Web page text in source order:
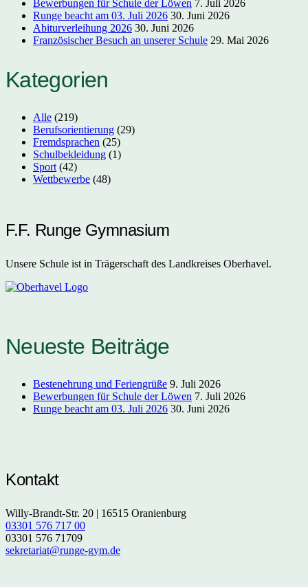
Bewerbungen für Schule der Löwen 7. Juli 2026
Runge beacht am 03. Juli 2026 30. Juni 2026
Abiturverleihung 2026 30. Juni 2026
Französischer Besuch an unserer Schule 29. Mai 2026
Kategorien
Alle (219)
Berufsorientierung (29)
Fremdsprachen (25)
Schulbekleidung (1)
Sport (42)
Wettbewerbe (48)
F.F. Runge Gymnasium
Unsere Schule ist in Trägerschaft des Landkreises Oberhavel.
Neueste Beiträge
Bestenehrung und Feriengrüße 9. Juli 2026
Bewerbungen für Schule der Löwen 7. Juli 2026
Runge beacht am 03. Juli 2026 30. Juni 2026
Kontakt
Willy-Brandt-Str. 20 | 16515 Oranienburg
03301 576 717 00
03301 576 71709
sekretariat@runge-gym.de